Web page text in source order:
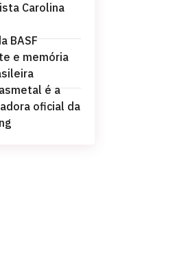
Carolina
BASF
e memória
é a
oficial da